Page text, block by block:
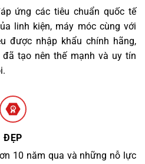
ứng các tiêu chuẩn quốc tế
linh kiện, máy móc cùng với
được nhập khẩu chính hãng,
tạo nên thế mạnh và uy tín
ĐẸP
10 năm qua và những nỗ lực